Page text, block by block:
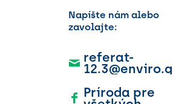
Napíšte nám alebo
zavolajte:
referat-
Príroda pre